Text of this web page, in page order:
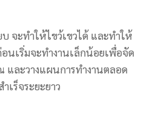
จะทำให้ไขว้เขวได้ และทำให้
นเริ่มจะทำงานเล็กน้อยเพื่อจัด
และวางแผนการทำงานตลอด
เร็จระยะยาว